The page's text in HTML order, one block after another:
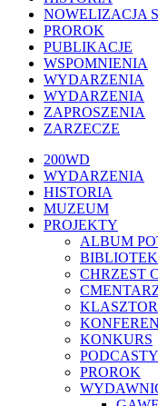
NOWELIZACJA
PROROK
PUBLIKACJE
WSPOMNIENIA
WYDARZENIA
WYDARZENIA
ZAPROSZENIA
ZARZECZE
Close
Menu
200WD
WYDARZENIA
HISTORIA
MUZEUM
PROJEKTY
ALBUM
CHRZEST
KONKURS
PODCASTY
PROROK